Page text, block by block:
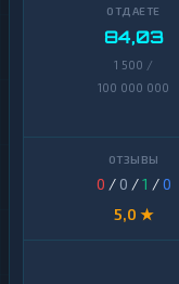
84,03
1 500 /
100 000 000
0 / 0 /1 /0
5,0 ★